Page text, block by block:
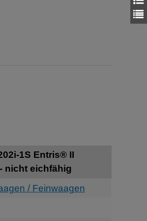
1S Entris® II
nicht eichfähig
/ Feinwaagen